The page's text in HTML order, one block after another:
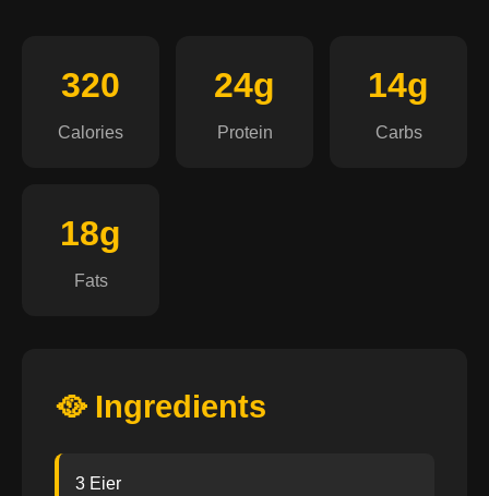
320
Calories
24g
Protein
14g
Carbs
18g
Fats
🥘 Ingredients
3 Eier